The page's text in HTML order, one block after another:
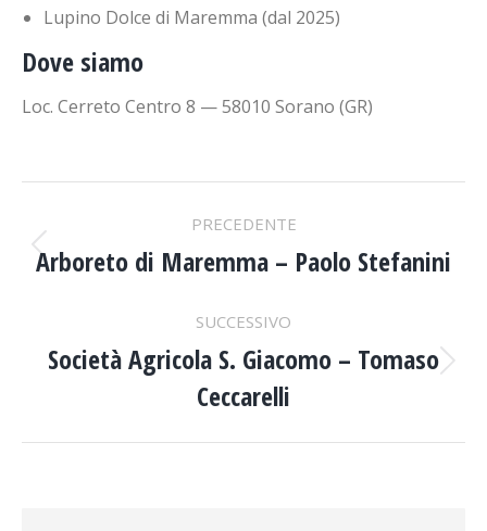
Lupino Dolce di Maremma (dal 2025)
Dove siamo
Loc. Cerreto Centro 8 — 58010 Sorano (GR)
PROJECT
NAVIGATION
PRECEDENTE
Previous
Arboreto di Maremma – Paolo Stefanini
SUCCESSIVO
Next
project:
Società Agricola S. Giacomo – Tomaso
Ceccarelli